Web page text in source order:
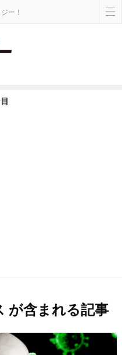
ー！
が含まれる記事